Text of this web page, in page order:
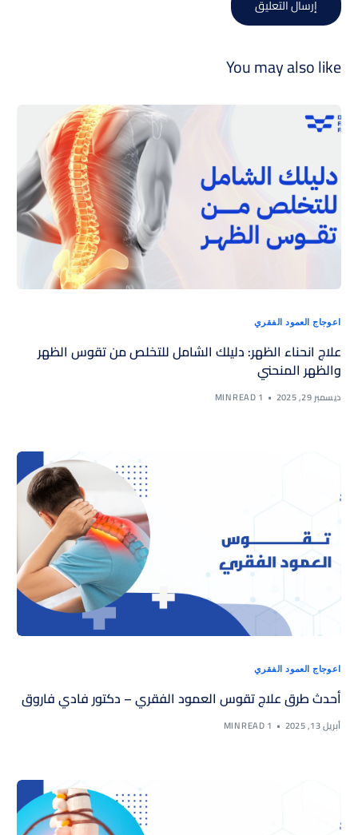
You may also like
اعوجاج العمود الفقري
علاج انحناء الظهر: دليلك الشامل للتخلص من تقوس الظهر
والظهر المنحني
ديسمبر 29, 2025 1 MIN READ
اعوجاج العمود الفقري
أحدث طرق علاج تقوس العمود الفقري – دكتور فادي فاروق
أبريل 13, 2025 1 MIN READ